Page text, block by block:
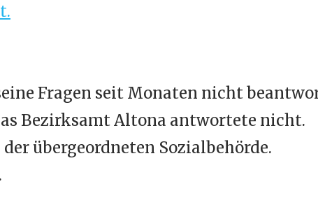
Fragen seit Monaten nicht
Bezirksamt Altona antwortete nicht.
übergeordneten Sozialbehörde.